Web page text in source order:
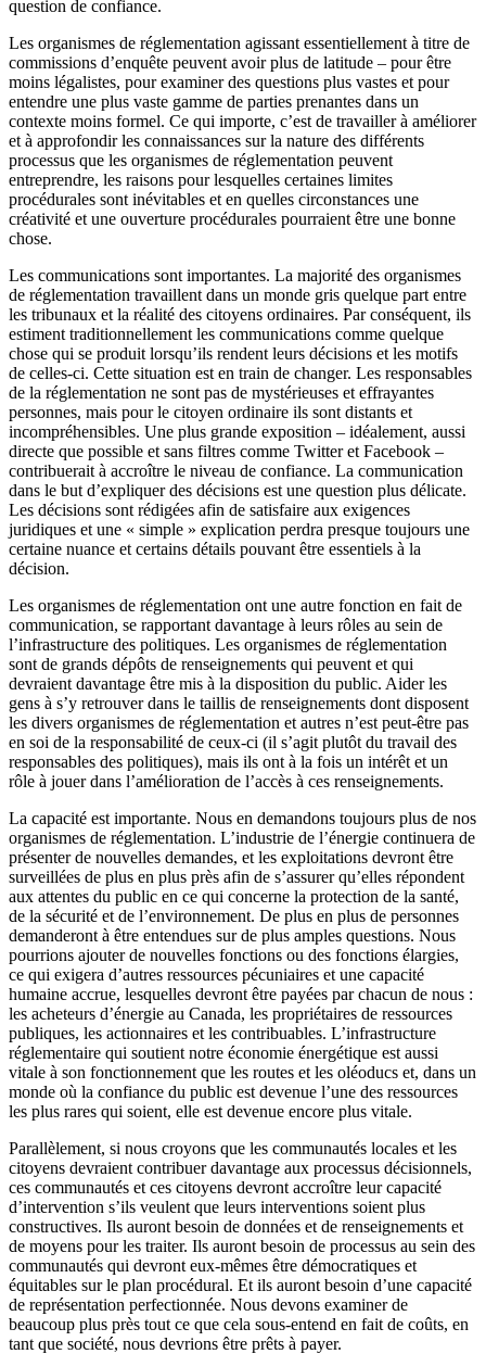
question de confiance.
Les organismes de réglementation agissant essentiellement à titre de
commissions d’enquête peuvent avoir plus de latitude – pour être
moins légalistes, pour examiner des questions plus vastes et pour
entendre une plus vaste gamme de parties prenantes dans un
contexte moins formel. Ce qui importe, c’est de travailler à améliorer
et à approfondir les connaissances sur la nature des différents
processus que les organismes de réglementation peuvent
entreprendre, les raisons pour lesquelles certaines limites
procédurales sont inévitables et en quelles circonstances une
créativité et une ouverture procédurales pourraient être une bonne
chose.
Les communications sont importantes. La majorité des organismes
de réglementation travaillent dans un monde gris quelque part entre
les tribunaux et la réalité des citoyens ordinaires. Par conséquent, ils
estiment traditionnellement les communications comme quelque
chose qui se produit lorsqu’ils rendent leurs décisions et les motifs
de celles-ci. Cette situation est en train de changer. Les responsables
de la réglementation ne sont pas de mystérieuses et effrayantes
personnes, mais pour le citoyen ordinaire ils sont distants et
incompréhensibles. Une plus grande exposition – idéalement, aussi
directe que possible et sans filtres comme Twitter et Facebook –
contribuerait à accroître le niveau de confiance. La communication
dans le but d’expliquer des décisions est une question plus délicate.
Les décisions sont rédigées afin de satisfaire aux exigences
juridiques et une « simple » explication perdra presque toujours une
certaine nuance et certains détails pouvant être essentiels à la
décision.
Les organismes de réglementation ont une autre fonction en fait de
communication, se rapportant davantage à leurs rôles au sein de
l’infrastructure des politiques. Les organismes de réglementation
sont de grands dépôts de renseignements qui peuvent et qui
devraient davantage être mis à la disposition du public. Aider les
gens à s’y retrouver dans le taillis de renseignements dont disposent
les divers organismes de réglementation et autres n’est peut-être pas
en soi de la responsabilité de ceux-ci (il s’agit plutôt du travail des
responsables des politiques), mais ils ont à la fois un intérêt et un
rôle à jouer dans l’amélioration de l’accès à ces renseignements.
La capacité est importante. Nous en demandons toujours plus de nos
organismes de réglementation. L’industrie de l’énergie continuera de
présenter de nouvelles demandes, et les exploitations devront être
surveillées de plus en plus près afin de s’assurer qu’elles répondent
aux attentes du public en ce qui concerne la protection de la santé,
de la sécurité et de l’environnement. De plus en plus de personnes
demanderont à être entendues sur de plus amples questions. Nous
pourrions ajouter de nouvelles fonctions ou des fonctions élargies,
ce qui exigera d’autres ressources pécuniaires et une capacité
humaine accrue, lesquelles devront être payées par chacun de nous :
les acheteurs d’énergie au Canada, les propriétaires de ressources
publiques, les actionnaires et les contribuables. L’infrastructure
réglementaire qui soutient notre économie énergétique est aussi
vitale à son fonctionnement que les routes et les oléoducs et, dans un
monde où la confiance du public est devenue l’une des ressources
les plus rares qui soient, elle est devenue encore plus vitale.
Parallèlement, si nous croyons que les communautés locales et les
citoyens devraient contribuer davantage aux processus décisionnels,
ces communautés et ces citoyens devront accroître leur capacité
d’intervention s’ils veulent que leurs interventions soient plus
constructives. Ils auront besoin de données et de renseignements et
de moyens pour les traiter. Ils auront besoin de processus au sein des
communautés qui devront eux-mêmes être démocratiques et
équitables sur le plan procédural. Et ils auront besoin d’une capacité
de représentation perfectionnée. Nous devons examiner de
beaucoup plus près tout ce que cela sous-entend en fait de coûts, en
tant que société, nous devrions être prêts à payer.